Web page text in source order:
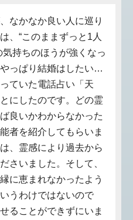
なかなか良い人に巡り
、“このままずっと1人
持ちのほうが強くなっ
っぱり結婚はしたい…
ていた電話占い「天
にしたのです。どの霊
良いかわからなかった
者を紹介してもらいま
、霊感により過去から
さいました。そして、
に恵まれなかったよう
うわけではないので
ることができずにいま